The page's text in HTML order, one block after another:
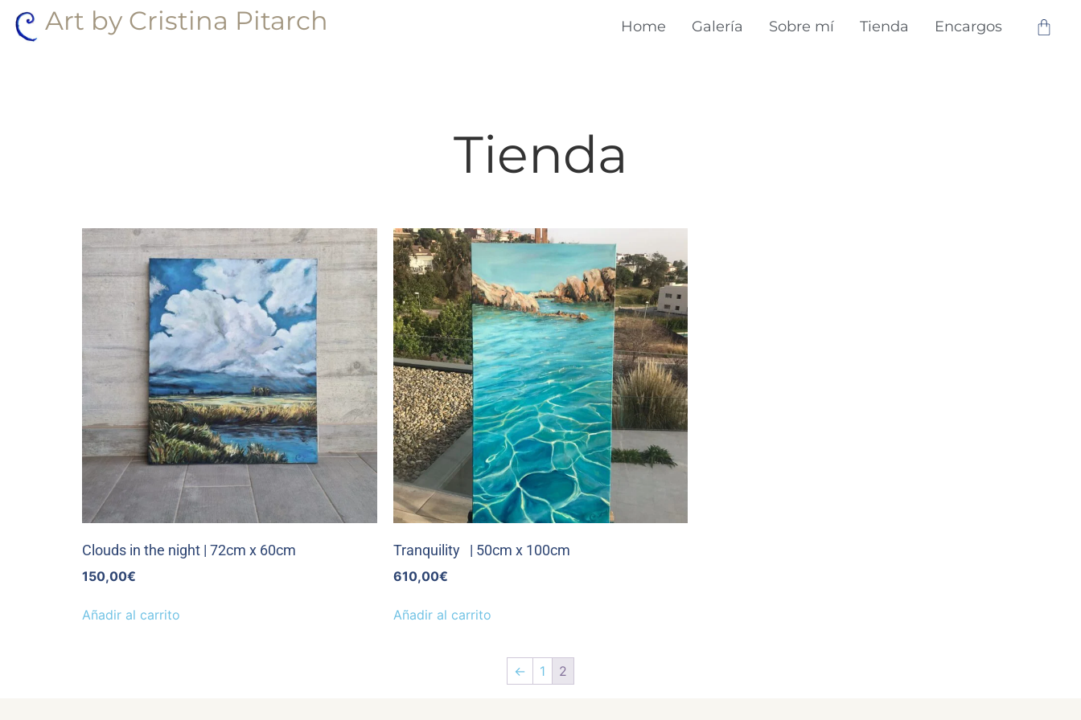
Art by Cristina Pitarch Home Galería Sobre mí Tienda Encargos
Tienda
Clouds in the night | 72cm x 60cm
150,00€
Añadir al carrito
Tranquility | 50cm x 100cm
610,00€
Añadir al carrito
← 1 2